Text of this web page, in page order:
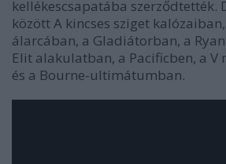
kellékescsapatába szerződtették.
között A kincses sziget
álarcában, a Gladiátorban, a
Elit alakulatban, a Pacificben, a V
és a Bourne-ultimátumban.